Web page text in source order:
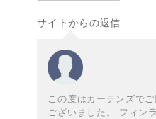
サイトからの返信
この度はカーテンズで
ございました。 フィン